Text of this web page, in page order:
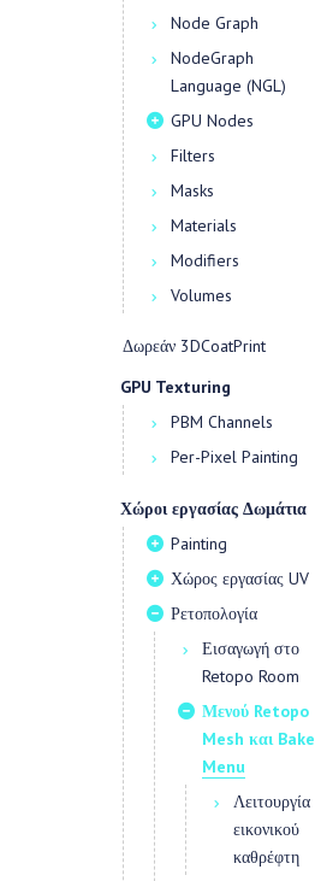
Node Graph
NodeGraph
Language (NGL)
GPU Nodes
Filters
Masks
Materials
Modifiers
Volumes
Δωρεάν 3DCoatPrint
GPU Texturing
PBM Channels
Per-Pixel Painting
Χώροι εργασίας Δωμάτια
Painting
Χώρος εργασίας UV
Ρετοπολογία
Εισαγωγή στο
Retopo Room
Μενού Retopo
Mesh και Bake
Menu
Λειτουργία
εικονικού
καθρέφτη